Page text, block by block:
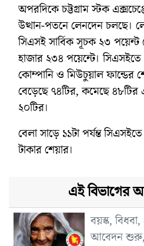
অপরদিকে চট্টগ্রাম স্টক
উত্থান-পতনে লেনদেন চলছে।
সিএসই সার্বিক সূচক ২৩ পয়েন্ট
হাজার ২৩৪ পয়েন্টে।
কোম্পানি ও মিউচুয়াল ফান্ডের
বেড়েছে ৭৪টির, কমেছে ৪৮টির
২০টির।
বেলা সাড়ে ১১টা পর্যন্ত
টাকার শেয়ার।
এই বিভাগের
বয়স্ক, বিধবা,
আবেদন শুরু,